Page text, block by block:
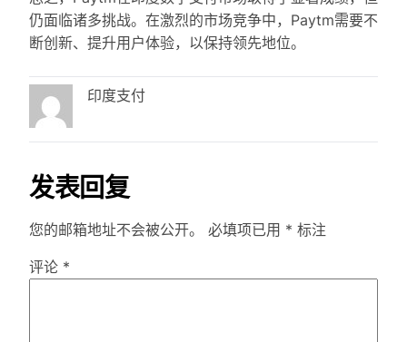
仍面临诸多挑战。在激烈的市场竞争中，Paytm需要不
断创新、提升用户体验，以保持领先地位。
印度支付
发表回复
您的邮箱地址不会被公开。 必填项已用 * 标注
评论 *